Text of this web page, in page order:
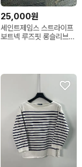
25,000원
세인트제임스 스트라이프
보트넥 루즈핏 롱슬리브